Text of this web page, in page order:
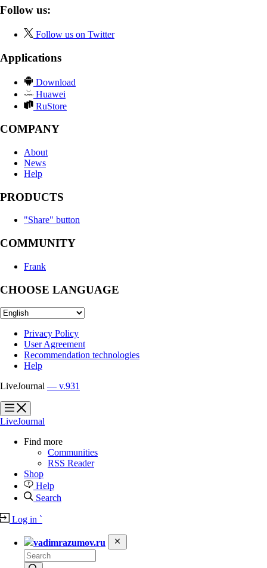
Follow us:
Follow us on Twitter
Applications
Download
Huawei
RuStore
COMPANY
About
News
Help
PRODUCTS
"Share" button
COMMUNITY
Frank
CHOOSE LANGUAGE
Privacy Policy
User Agreement
Recommendation technologies
Help
LiveJournal — v.931
?
?
LiveJournal
Find more
Communities
RSS Reader
Shop
Help
Search
Log in `
vadimrazumov.ru